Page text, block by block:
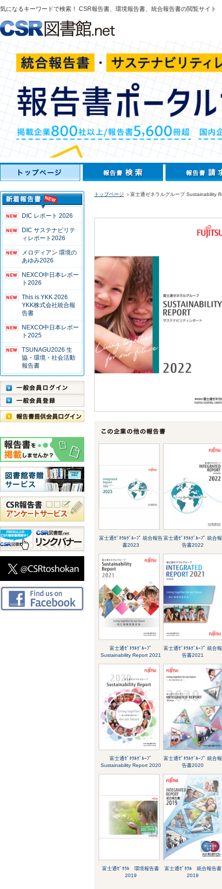
気になるキーワードで検索！ CSR報告書、環境報告書、統合報告書の閲覧サイト
DIC レポート 2026
DIC サステナビリテ
ィレポート2026
メロディアン 環境の
あゆみ2026
NEXCO中日本レポー
ト2026
This is YKK 2026
YKK株式会社統合報
告書
NEXCO中日本レポー
ト2025
TSUNAGU2026 生
協・環境・社会活動
報告書
トップページ ＞富士通ゼネラルグループ Sustainability
富士通ｾﾞﾈﾗﾙｸﾞﾙｰﾌﾟ 統合報告
書2023
富士通ｾﾞﾈﾗﾙｸﾞﾙｰﾌﾟ 統合報
告書2022
富士通ｾﾞﾈﾗﾙｸﾞﾙｰﾌﾟ
Sustainability Report 2021
富士通ｾﾞﾈﾗﾙｸﾞﾙｰﾌﾟ 統合報
告書2021
富士通ｾﾞﾈﾗﾙｸﾞﾙｰﾌﾟ
Sustainability Report 2020
富士通ｾﾞﾈﾗﾙｸﾞﾙｰﾌﾟ 統合報
告書2020
富士通ｾﾞﾈﾗﾙ 環境報告書
2019
富士通ｾﾞﾈﾗﾙ 統合報告書
2019